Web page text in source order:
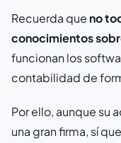
Recuerda que no
conocimientos
funcionan los
contabilidad de
Por ello, aunque su
una gran firma, sí